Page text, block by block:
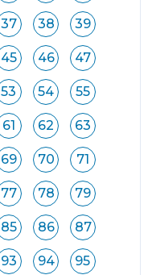
37 38 39
45 46 47
53 54 55
61 62 63
69 70 71
77 78 79
85 86 87
93 94 95